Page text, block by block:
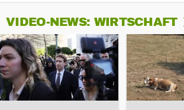
VIDEO-NEWS: WIRTSCHAFT